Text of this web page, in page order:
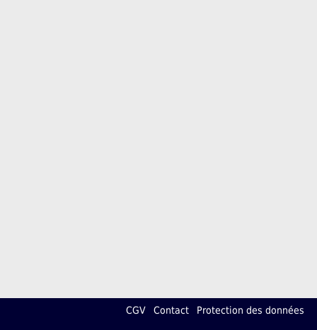
CGV Contact Protection des données